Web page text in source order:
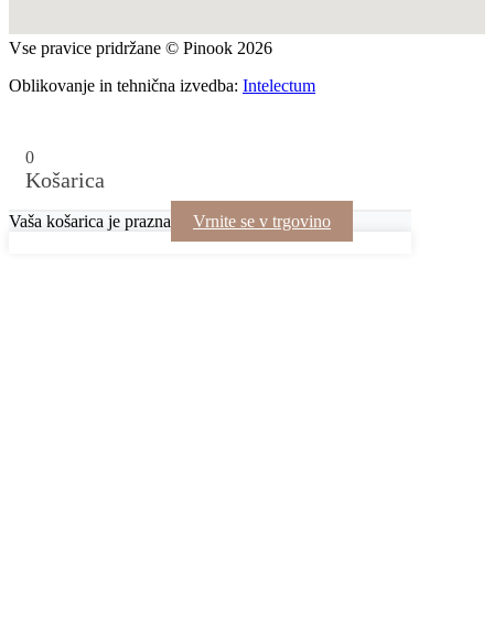
Vse pravice pridržane © Pinook 2026
Oblikovanje in tehnična izvedba: Intelectum
0
Košarica
Vaša košarica je prazna Vrnite se v trgovino